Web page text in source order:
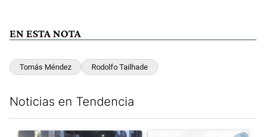
EN ESTA NOTA
Tomás Méndez Rodolfo Tailhade
Noticias en Tendencia